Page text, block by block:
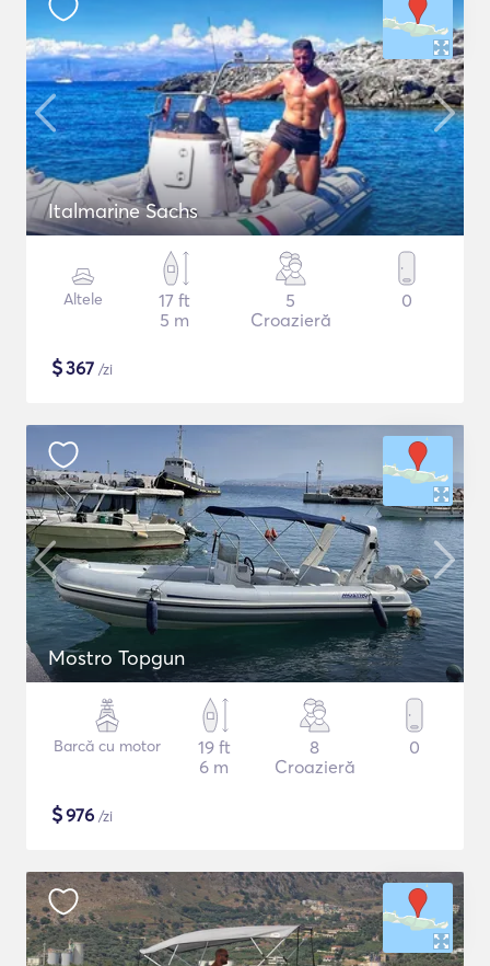
Italmarine Sachs
Altele
17 ft
5 m
5
Croazieră
0
$367 /zi
Mostro Topgun
Barcă cu motor
19 ft
6 m
8
Croazieră
0
$976 /zi